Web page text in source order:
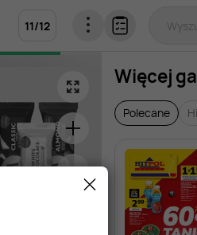
11/12
Więcej
Polecane